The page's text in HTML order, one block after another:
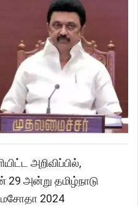
அறிவிப்பில்,
அன்று தமிழ்நாடு
மசோதா 2024